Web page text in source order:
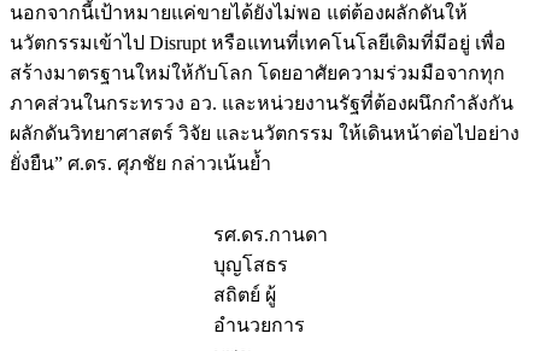
นอกจากนี้เป้าหมายแค่ขายได้ยังไม่พอ แต่ต้องผลักดันให้
นวัตกรรมเข้าไป Disrupt หรือแทนที่เทคโนโลยีเดิมที่มีอยู่ เพื่อ
สร้างมาตรฐานใหม่ให้กับโลก โดยอาศัยความร่วมมือจากทุก
ภาคส่วนในกระทรวง อว. และหน่วยงานรัฐที่ต้องผนึกกำลังกัน
ผลักดันวิทยาศาสตร์ วิจัย และนวัตกรรม ให้เดินหน้าต่อไปอย่าง
ยั่งยืน” ศ.ดร. ศุภชัย กล่าวเน้นย้ำ
รศ.ดร.กานดา
บุญโสธร
สถิตย์ ผู้
อำนวยการ